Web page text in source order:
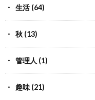
生活(64)
秋 (13)
管理人 (1)
趣味 (21)